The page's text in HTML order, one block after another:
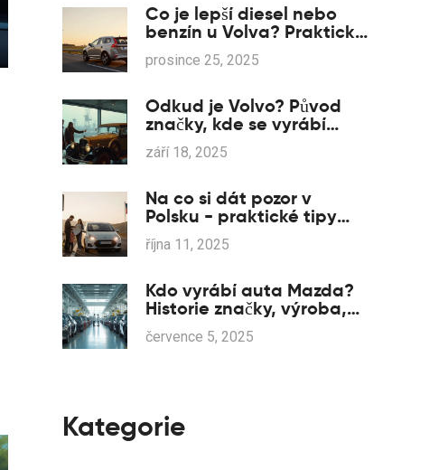
Co je lepší diesel nebo
benzín u Volva? Praktické
srovnání pro české
vlastníky
prosince 25, 2025
Odkud je Volvo? Původ
značky, kde se vyrábí
dnes a kdo ji vlastní
(2025)
září 18, 2025
Na co si dát pozor v
Polsku - praktické tipy
pro české turisty
října 11, 2025
Kdo vyrábí auta Mazda?
Historie značky, výroba,
zajímavosti a kde se
montují vozy Mazda
července 5, 2025
Kategorie